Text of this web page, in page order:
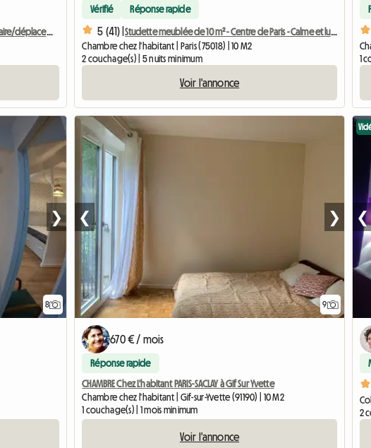
Studette bastille meublée/étudiant/stagiaire/déplacement pro
Vérifié Réponse rapide
5 (41) |
Studette meublée de 10 m² - Centre de Paris - Calme et lumineux
Chambre chez l'habitant | Paris (75018) | 10 M2
2 couchage(s) | 5 nuits minimum
Voir l'annonce
1
8
❯
9
❮ ❯
670 € / mois
Réponse rapide
CHAMBRE Chez L'habitant PARIS-SACLAY à Gif Sur Yvette
Chambre chez l'habitant | Gif-sur-Yvette (91190) | 10 M2
1 couchage(s) | 1 mois minimum
Voir l'annonce
❮
2